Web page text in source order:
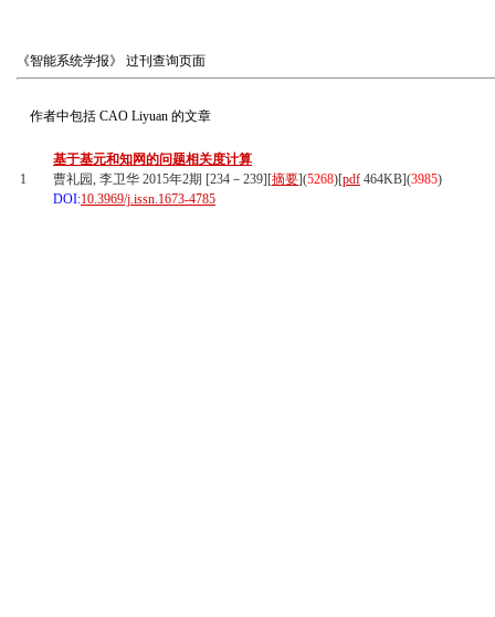
《智能系统学报》 过刊查询页面
作者中包括 CAO Liyuan 的文章
1
基于基元和知网的问题相关度计算
曹礼园, 李卫华 2015年2期 [234－239][摘要](5268)[pdf 464KB](3985)
DOI:10.3969/j.issn.1673-4785